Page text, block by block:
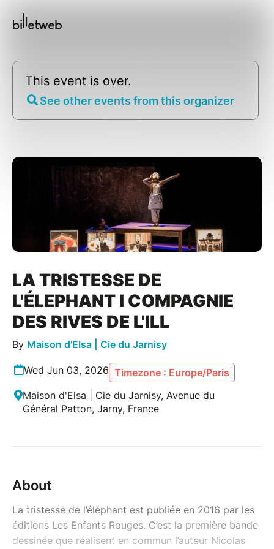
This event is over.
See other events from this organizer
LA TRISTESSE DE
L'ÉLEPHANT I COMPAGNIE
DES RIVES DE L'ILL
By Maison d'Elsa | Cie du Jarnisy
Wed Jun 03, 2026 Timezone : Europe/Paris
Maison d'Elsa | Cie du Jarnisy, Avenue du
Général Patton, Jarny, France
About
La tristesse de l’éléphant est publiée en 2016 par les
éditions Les Enfants Rouges. C’est la première bande
dessinée que réalisent en commun l’auteur Nicolas